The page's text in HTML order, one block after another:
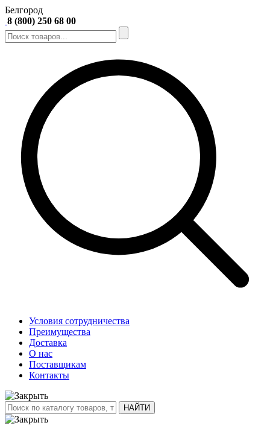
Белгород
8 (800) 250 68 00
Условия сотрудничества
Преимущества
Доставка
О нас
Поставщикам
Контакты